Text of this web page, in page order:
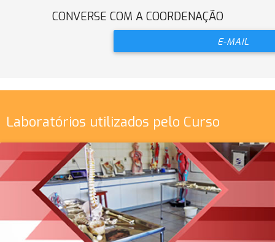
CONVERSE COM A COORDENAÇÃO
E-MAIL
Laboratórios utilizados pelo Curso